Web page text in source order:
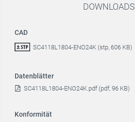
DOWNLOADS
CAD
SC4118L1804-ENO24K (stp, 606 KB)
Datenblätter
SC4118L1804-ENO24K.pdf (pdf, 96 KB)
Konformität